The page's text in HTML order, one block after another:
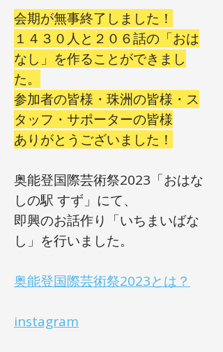
会期が無事終了しました！
１４３０人と２０６話の「おは
なし」を作ることができまし
た。
参加者の皆様・珠洲の皆様・ス
タッフ・サポーターの皆様
ありがとうございました！
​奥能登国際芸術祭2023「おはな
しの駅 すず」にて、
即興のお話作り「いちまいばな
し」を行いました。
奥能登国際芸術祭2023とは？
instagram